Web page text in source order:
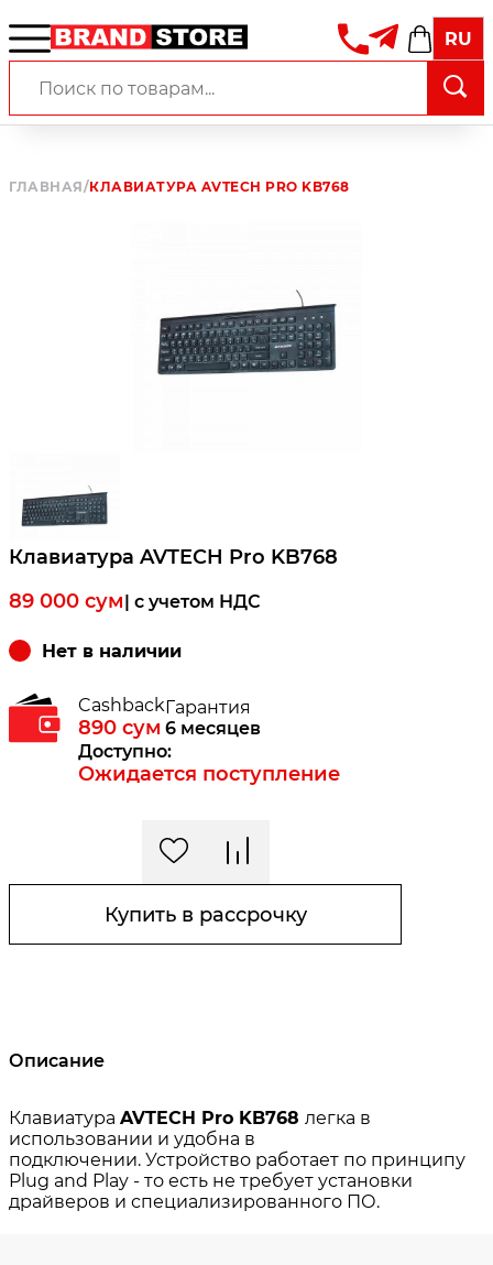
RU
ГЛАВНАЯ/КЛАВИАТУРА AVTECH PRO KB768
Клавиатура AVTECH Pro KB768
89 000 сум| c учетом НДС
Нет в наличии
Cashback
890 сум
Гарантия
6 месяцев
Доступно:
Ожидается поступление
Купить в рассрочку
Описание